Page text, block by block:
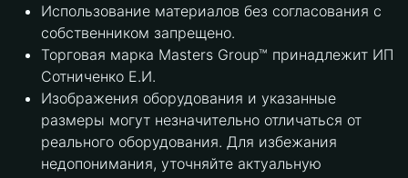
Использование материалов без согласования с
собственником запрещено.
Торговая марка Masters Group™ принадлежит ИП
Сотниченко Е.И.
Изображения оборудования и указанные
размеры могут незначительно отличаться от
реального оборудования. Для избежания
недопонимания, уточняйте актуальную